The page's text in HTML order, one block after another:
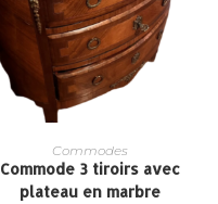
Commodes
Commode 3 tiroirs avec
plateau en marbre